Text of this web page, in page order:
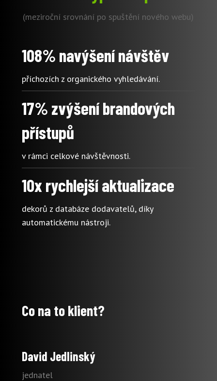
(meziroční srovnání po spuštění nového webu)
108% navýšení návštěv
příchozích z organického vyhledávání.
17% zvýšení brandových
přístupů
v rámci celkové návštěvnosti.
10x rychlejší aktualizace
dekorů z databáze dodavatelů, díky
automatickému nástroji.
Co na to klient?
David Jedlinský
jednatel